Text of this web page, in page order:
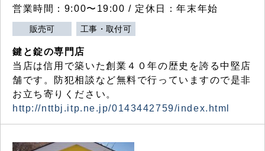
営業時間：9:00〜19:00 / 定休日：年末年始
販売可 工事・取付可
鍵と錠の専門店
当店は信用で築いた創業４０年の歴史を誇る中堅店
舗です。防犯相談など無料で行っていますので是非
お立ち寄りください。
http://nttbj.itp.ne.jp/0143442759/index.html